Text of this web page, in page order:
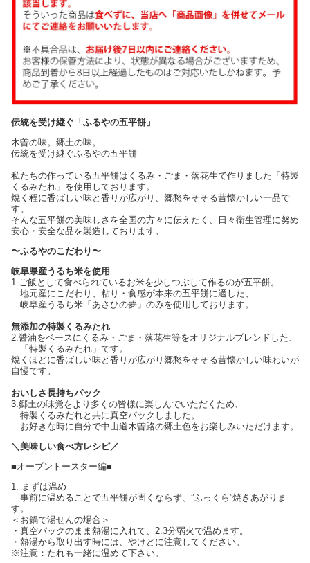
伝統を受け継ぐ「ふるやの五平餅」
木曽の味。郷土の味。
伝統を受け継ぐふるやの五平餅
私たちの作っている五平餅はくるみ・ごま・落花生で作りました「特製
くるみたれ」を使用しております。
焼く程に香ばしい味と香りが広がり、郷愁をそそる昔懐かしい一品で
す。
そんな五平餅の美味しさを全国の方々に伝えたく、日々衛生管理に努め
安心・安全な品を製造しております。
〜ふるやのこだわり〜
岐阜県産うるち米を使用
1.ご飯として食べられているお米を少しつぶして作るのが五平餅。
地元産にこだわり、粘り・食感が本来の五平餅に適した、
岐阜産うるち米「あさひの夢」のみを使用しております。
無添加の特製くるみたれ
2.醤油をベースにくるみ・ごま・落花生等をオリジナルブレンドした、
「特製くるみたれ」です。
焼くほどに香ばしい味と香りが広がり郷愁をそそる昔懐かしい味わいが
自慢です。
おいしさ長持ちパック
3.郷土の味覚をより多くの皆様に楽しんでいただくため、
特製くるみだれと共に真空パックしました。
お好きな時に自分で中山道木曽路の郷土色をお楽しみいただけます。
＼美味しい食べ方レシピ／
■オーブントースター編■
1. まずは温め
事前に温めることで五平餅が固くならず、”ふっくら”焼きあがりま
す。
＜お鍋で湯せんの場合＞
・真空パックのまま熱湯に入れて、2.3分弱火で温めます。
・熱湯から取り出す時には、やけどに注意してください。
※注意：たれも一緒に温めて下さい。